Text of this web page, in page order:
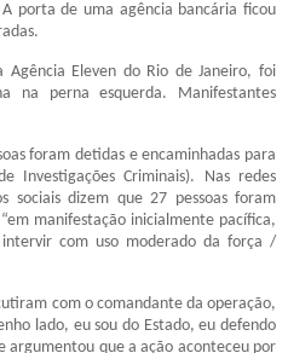
porta de uma agência bancária ficou
Eleven do Rio de Janeiro, foi
na perna esquerda. Manifestantes
foram detidas e encaminhadas para
Investigações Criminais). Nas redes
sociais dizem que 27 pessoas foram
manifestação inicialmente pacífica,
com uso moderado da força /
com o comandante da operação,
lado, eu sou do Estado, eu defendo
argumentou que a ação aconteceu por